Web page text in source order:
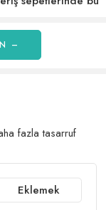
–
fazla tasarruf
Eklemek